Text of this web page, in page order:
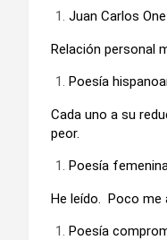
Juan Carlos
Relación personal
Poesía
Cada uno a su
peor.
Poesía
He leído. Poco me
Poesía